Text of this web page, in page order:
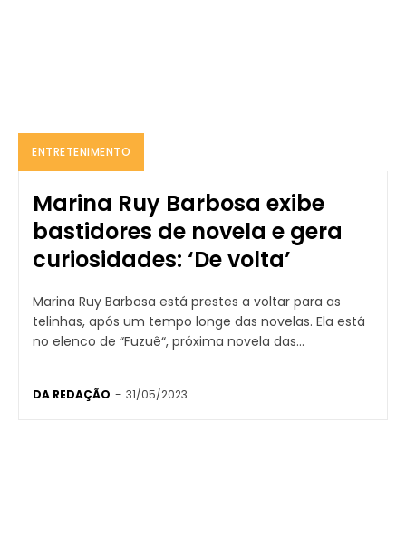
ENTRETENIMENTO
Marina Ruy Barbosa exibe
bastidores de novela e gera
curiosidades: ‘De volta’
Marina Ruy Barbosa está prestes a voltar para as
telinhas, após um tempo longe das novelas. Ela está
no elenco de “Fuzuê“, próxima novela das...
DA REDAÇÃO - 31/05/2023